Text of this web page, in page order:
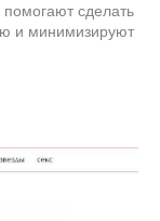
сделать
и минимизируют